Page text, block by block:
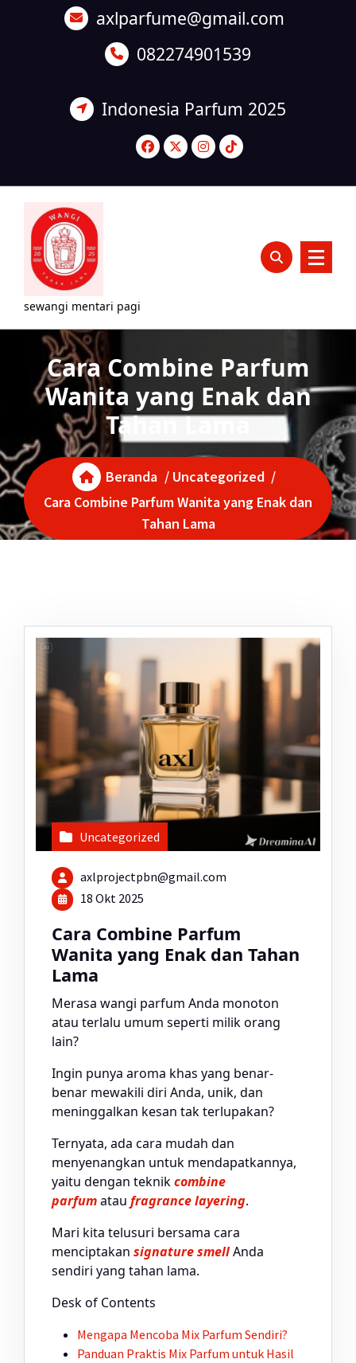
axlparfume@gmail.com
082274901539
Indonesia Parfum 2025
sewangi mentari pagi
Cara Combine Parfum
Wanita yang Enak dan
Tahan Lama
Beranda / Uncategorized /
Cara Combine Parfum Wanita yang Enak dan
Tahan Lama
Uncategorized
axlprojectpbn@gmail.com
18 Okt 2025
Cara Combine Parfum
Wanita yang Enak dan Tahan
Lama
Merasa wangi parfum Anda monoton
atau terlalu umum seperti milik orang
lain?
Ingin punya aroma khas yang benar-
benar mewakili diri Anda, unik, dan
meninggalkan kesan tak terlupakan?
Ternyata, ada cara mudah dan
menyenangkan untuk mendapatkannya,
yaitu dengan teknikcombine
parfumatau fragrance layering.
Mari kita telusuri bersama cara
menciptakan signature smellAnda
sendiri yang tahan lama.
Desk of Contents
Mengapa Mencoba Mix Parfum Sendiri?
Panduan Praktis Mix Parfum untuk Hasil